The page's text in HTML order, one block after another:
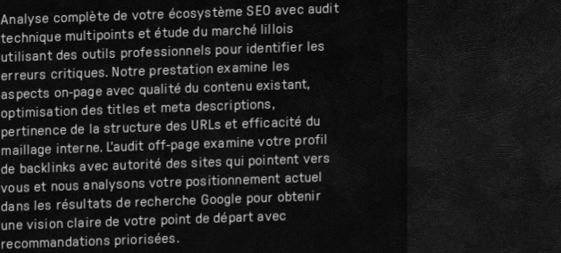
Analyse complète de votre écosystème SEO avec audit
technique multipoints et étude du marché lillois
utilisant des outils professionnels pour identifier les
erreurs critiques. Notre prestation examine les
aspects on-page avec qualité du contenu existant,
optimisation des titles et meta descriptions,
pertinence de la structure des URLs et efficacité du
maillage interne. L'audit off-page examine votre profil
de backlinks avec autorité des sites qui pointent vers
vous et nous analysons votre positionnement actuel
dans les résultats de recherche Google pour obtenir
une vision claire de votre point de départ avec
recommandations priorisées.